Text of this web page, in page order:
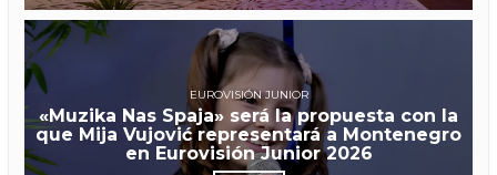
EUROVISIÓN JUNIOR
«Muzika Nas Spaja» será la propuesta con la
que Mija Vujović representará a Montenegro
en Eurovisión Junior 2026